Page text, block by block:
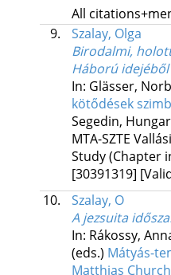
All
9.
Szalay, Olga
Birodalmi,
Háború idejéből
In: Glässer,
kötődések
Segedin,
MTA-SZTE
Study (Chapter
[30391319]
10.
Szalay, O
A jezsuita
In: Rákossy,
(eds.) Mátyás-
Matthias